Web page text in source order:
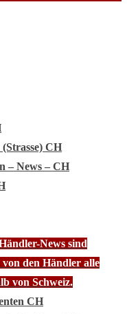
CH
– News – CH
News sind
den Händler alle
von Schweiz.
CH